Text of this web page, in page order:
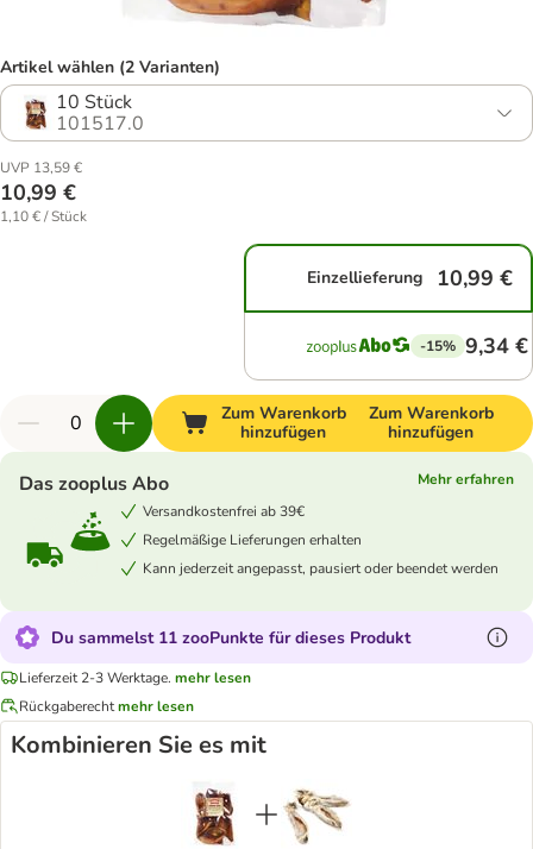
Artikel wählen (2 Varianten)
10 Stück
101517.0
UVP 13,59 €
10,99 €
1,10 € / Stück
Einzellieferung 10,99 €
-15% 9,34 €
Zum Warenkorb
hinzufügen
Zum Warenkorb
hinzufügen
Das zooplus Abo
Mehr erfahren
Versandkostenfrei ab 39€
Regelmäßige Lieferungen erhalten
Kann jederzeit angepasst, pausiert oder beendet werden
Du sammelst 11 zooPunkte für dieses Produkt
Lieferzeit 2-3 Werktage. mehr lesen
Rückgaberechtmehr lesen
Kombinieren Sie es mit